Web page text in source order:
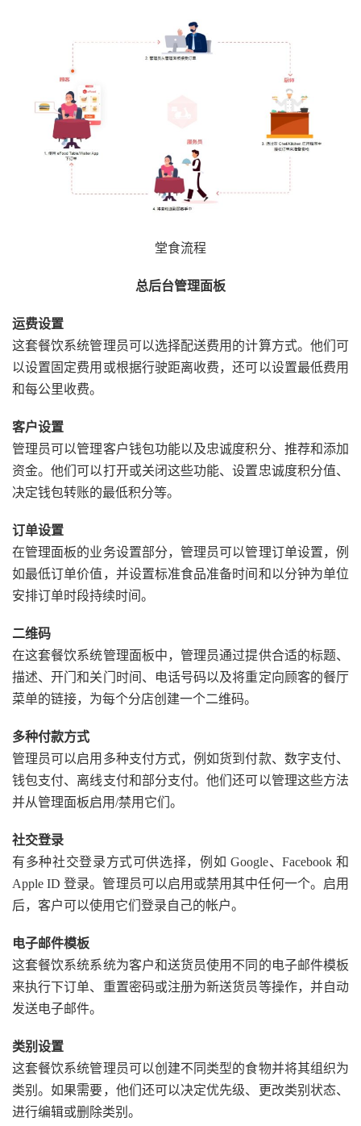
堂食流程
总后台管理面板
运费设置
这套餐饮系统管理员可以选择配送费用的计算方式。他们可
以设置固定费用或根据行驶距离收费，还可以设置最低费用
和每公里收费。
客户设置
管理员可以管理客户钱包功能以及忠诚度积分、推荐和添加
资金。他们可以打开或关闭这些功能、设置忠诚度积分值、
决定钱包转账的最低积分等。
订单设置
在管理面板的业务设置部分，管理员可以管理订单设置，例
如最低订单价值，并设置标准食品准备时间和以分钟为单位
安排订单时段持续时间。
二维码
在这套餐饮系统管理面板中，管理员通过提供合适的标题、
描述、开门和关门时间、电话号码以及将重定向顾客的餐厅
菜单的链接，为每个分店创建一个二维码。
多种付款方式
管理员可以启用多种支付方式，例如货到付款、数字支付、
钱包支付、离线支付和部分支付。他们还可以管理这些方法
并从管理面板启用/禁用它们。
社交登录
有多种社交登录方式可供选择，例如 Google、Facebook 和
Apple ID 登录。管理员可以启用或禁用其中任何一个。启用
后，客户可以使用它们登录自己的帐户。
电子邮件模板
这套餐饮系统系统为客户和送货员使用不同的电子邮件模板
来执行下订单、重置密码或注册为新送货员等操作，并自动
发送电子邮件。
类别设置
这套餐饮系统管理员可以创建不同类型的食物并将其组织为
类别。如果需要，他们还可以决定优先级、更改类别状态、
进行编辑或删除类别。